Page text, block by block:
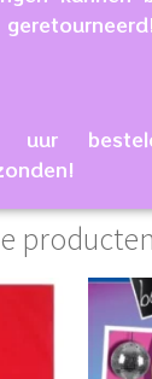
uur
producten